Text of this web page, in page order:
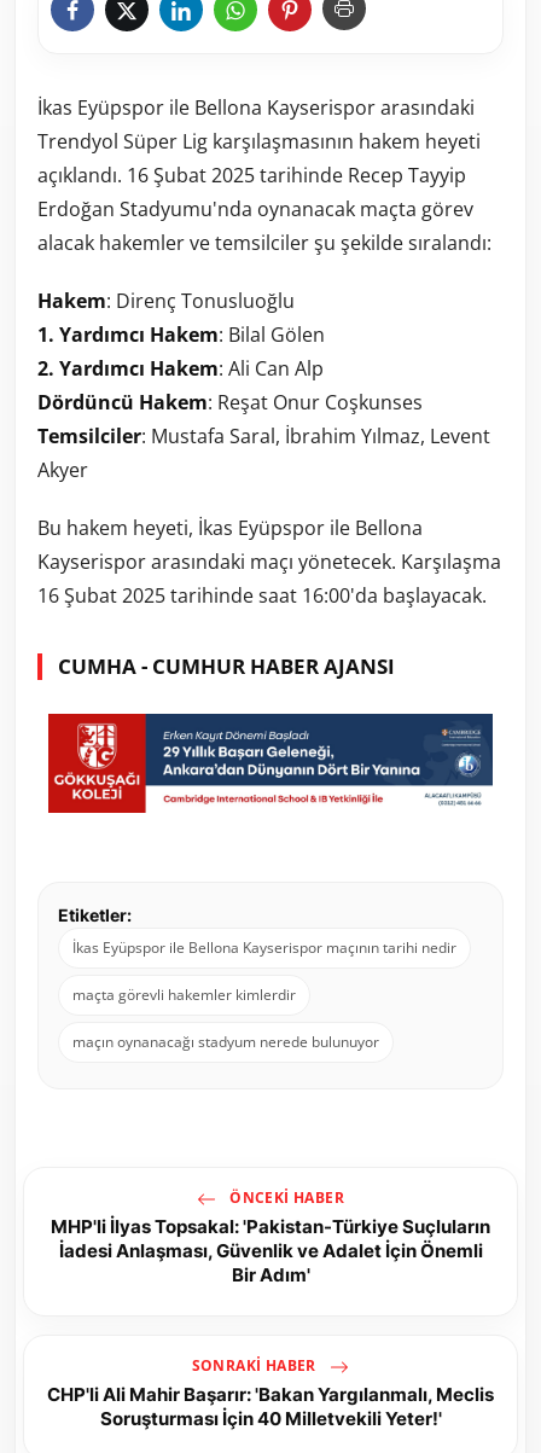
İkas Eyüpspor ile Bellona Kayserispor arasındaki
Trendyol Süper Lig karşılaşmasının hakem heyeti
açıklandı. 16 Şubat 2025 tarihinde Recep Tayyip
Erdoğan Stadyumu'nda oynanacak maçta görev
alacak hakemler ve temsilciler şu şekilde sıralandı:
Hakem: Direnç Tonusluoğlu
1. Yardımcı Hakem: Bilal Gölen
2. Yardımcı Hakem: Ali Can Alp
Dördüncü Hakem: Reşat Onur Coşkunses
Temsilciler: Mustafa Saral, İbrahim Yılmaz, Levent
Akyer
Bu hakem heyeti, İkas Eyüpspor ile Bellona
Kayserispor arasındaki maçı yönetecek. Karşılaşma
16 Şubat 2025 tarihinde saat 16:00'da başlayacak.
CUMHA - CUMHUR HABER AJANSI
Etiketler:
İkas Eyüpspor ile Bellona Kayserispor maçının tarihi nedir
maçta görevli hakemler kimlerdir
maçın oynanacağı stadyum nerede bulunuyor
ÖNCEKI HABER
MHP'li İlyas Topsakal: 'Pakistan-Türkiye Suçluların
İadesi Anlaşması, Güvenlik ve Adalet İçin Önemli
Bir Adım'
SONRAKI HABER
CHP'li Ali Mahir Başarır: 'Bakan Yargılanmalı, Meclis
Soruşturması İçin 40 Milletvekili Yeter!'